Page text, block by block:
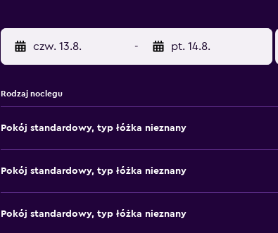
czw. 13.8. - pt. 14.8.
Rodzaj noclegu
Pokój standardowy, typ łóżka nieznany
Pokój standardowy, typ łóżka nieznany
Pokój standardowy, typ łóżka nieznany